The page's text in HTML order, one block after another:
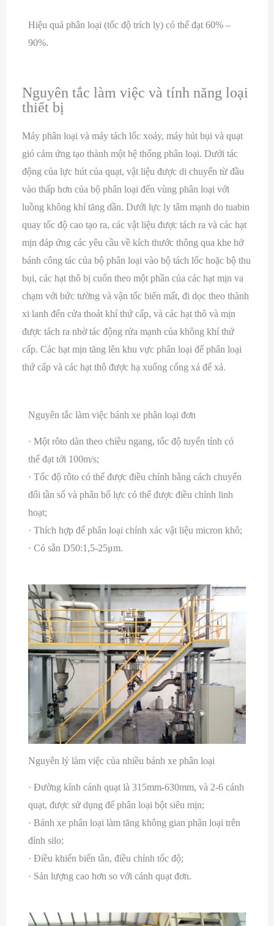
Hiệu quả phân loại (tốc độ trích ly) có thể đạt 60% –
90%.
Nguyên tắc làm việc và tính năng loại
thiết bị
Máy phân loại và máy tách lốc xoáy, máy hút bụi và quạt
gió cảm ứng tạo thành một hệ thống phân loại. Dưới tác
động của lực hút của quạt, vật liệu được di chuyển từ đầu
vào thấp hơn của bộ phân loại đến vùng phân loại với
luồng không khí tăng dần. Dưới lực ly tâm mạnh do tuabin
quay tốc độ cao tạo ra, các vật liệu được tách ra và các hạt
mịn đáp ứng các yêu cầu về kích thước thông qua khe hở
bánh công tác của bộ phân loại vào bộ tách lốc hoặc bộ thu
bụi, các hạt thô bị cuốn theo một phần của các hạt mịn va
chạm với bức tường và vận tốc biến mất, đi dọc theo thành
xi lanh đến cửa thoát khí thứ cấp, và các hạt thô và mịn
được tách ra nhờ tác động rửa mạnh của không khí thứ
cấp. Các hạt mịn tăng lên khu vực phân loại để phân loại
thứ cấp và các hạt thô được hạ xuống cổng xả để xả.
Nguyên tắc làm việc bánh xe phân loại đơn
· Một rôto dàn theo chiều ngang, tốc độ tuyến tính có
thể đạt tới 100m/s;
· Tốc độ rôto có thể được điều chỉnh bằng cách chuyển
đổi tần số và phân bổ lực có thể được điều chỉnh linh
hoạt;
· Thích hợp để phân loại chính xác vật liệu micron khô;
· Có sẵn D50:1,5-25μm.
Nguyên lý làm việc của nhiều bánh xe phân loại
· Đường kính cánh quạt là 315mm-630mm, và 2-6 cánh
quạt, được sử dụng để phân loại bột siêu mịn;
· Bánh xe phân loại làm tăng không gian phân loại trên
đỉnh silo;
· Điều khiển biến tần, điều chỉnh tốc độ;
· Sản lượng cao hơn so với cánh quạt đơn.